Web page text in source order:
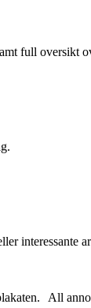
full oversikt
interessante
All